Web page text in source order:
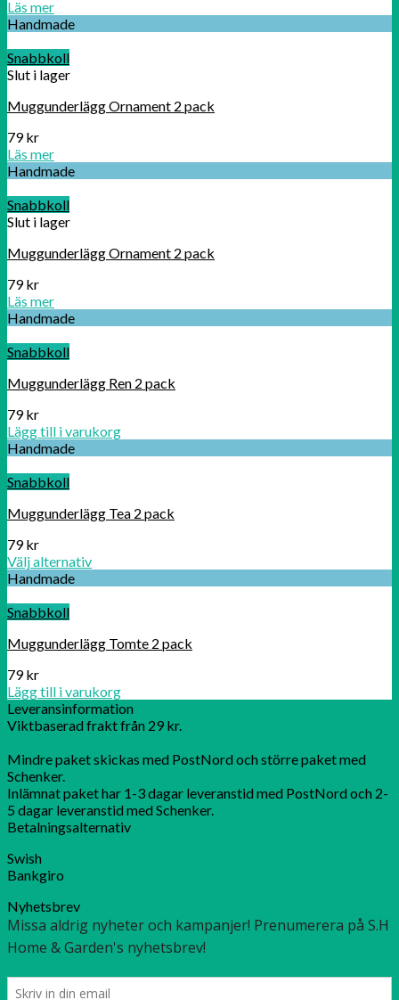
Läs mer
Handmade
Snabbkoll
Slut i lager
Muggunderlägg Ornament 2 pack
79kr
Läs mer
Handmade
Snabbkoll
Slut i lager
Muggunderlägg Ornament 2 pack
79kr
Läs mer
Handmade
Snabbkoll
Muggunderlägg Ren 2 pack
79kr
Lägg till i varukorg
Handmade
Snabbkoll
Muggunderlägg Tea 2 pack
79kr
Välj alternativ
Handmade
Snabbkoll
Muggunderlägg Tomte 2 pack
79kr
Lägg till i varukorg
Leveransinformation
Viktbaserad frakt från 29 kr.
Mindre paket skickas med PostNord och större paket med
Schenker.
Inlämnat paket har 1-3 dagar leveranstid med PostNord och 2-
5 dagar leveranstid med Schenker.
Betalningsalternativ
Swish
Bankgiro
Nyhetsbrev